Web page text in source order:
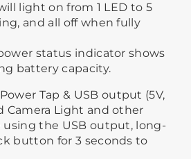
light on from 1 LED to 5
and all off when fully
status indicator shows
battery capacity.
Tap & USB output (5V,
Camera Light and other
using the USB output, long-
button for 3 seconds to